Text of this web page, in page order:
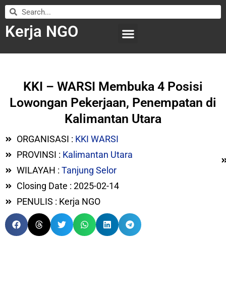
Kerja NGO
KKI – WARSI Membuka 4 Posisi
Lowongan Pekerjaan, Penempatan di
Kalimantan Utara
ORGANISASI : KKI WARSI
PROVINSI : Kalimantan Utara
WILAYAH : Tanjung Selor
Closing Date : 2025-02-14
PENULIS : Kerja NGO